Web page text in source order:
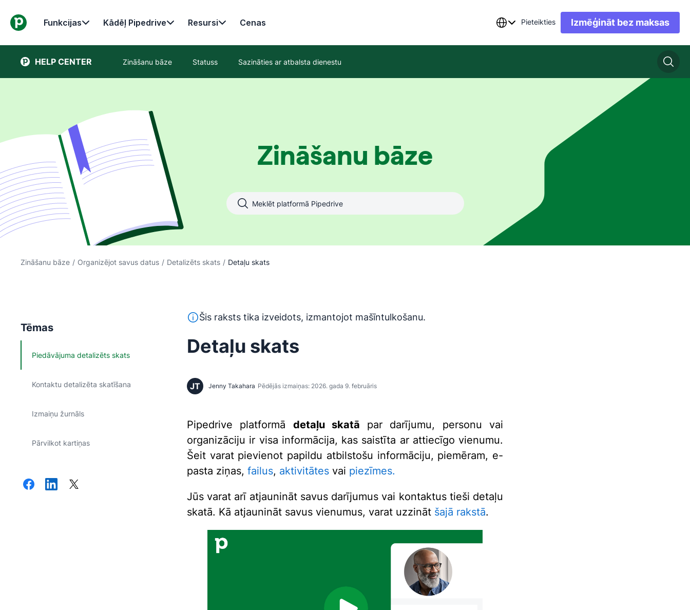
Funkcijas Kādēļ Pipedrive Resursi Cenas Pieteikties Izmēģināt bez maksas
HELP CENTER Zināšanu bāze Statuss Sazināties ar atbalsta dienestu
Zināšanu bāze
Zināšanu bāze / Organizējot savus datus / Detalizēts skats / Detaļu skats
Tēmas
Piedāvājuma detalizēts skats
Kontaktu detalizēta skatīšana
Izmaiņu žurnāls
Pārvilkot kartiņas
Šis teksts ir tulkots no angļu valodas, izmantojot mašīntulkošanas rīku, un to nav pārlasījis vai rediģējis cilvēks. Mašīna var
Šis raksts tika izveidots, izmantojot mašīntulkošanu.
Detaļu skats
JT Jenny Takahara Pēdējās izmaiņas: 2026. gada 9. februāris
Pipedrive platformā detaļu skatā par darījumu, personu vai
organizāciju ir visa informācija, kas saistīta ar attiecīgo vienumu.
Šeit varat pievienot papildu atbilstošu informāciju, piemēram, e-
pasta ziņas, failus, aktivitātes vai piezīmes.
Jūs varat arī atjaunināt savus darījumus vai kontaktus tieši detaļu
skatā. Kā atjaunināt savus vienumus, varat uzzināt šajā rakstā.